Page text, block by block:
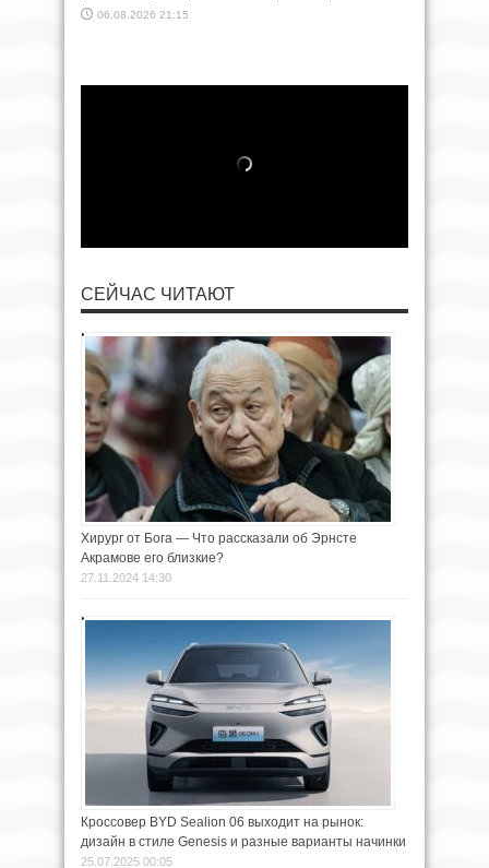
06.08.2026 21:15
СЕЙЧАС ЧИТАЮТ
Хирург от Бога — Что рассказали об Эрнсте
Акрамове его близкие?
27.11.2024 14:30
Кроссовер BYD Sealion 06 выходит на рынок:
дизайн в стиле Genesis и разные варианты начинки
25.07.2025 00:05